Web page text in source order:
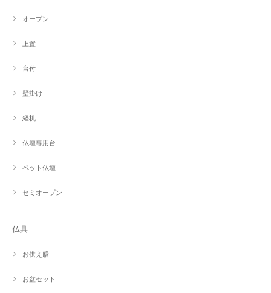
オープン
上置
台付
壁掛け
経机
仏壇専用台
ペット仏壇
セミオープン
仏具
お供え膳
お盆セット